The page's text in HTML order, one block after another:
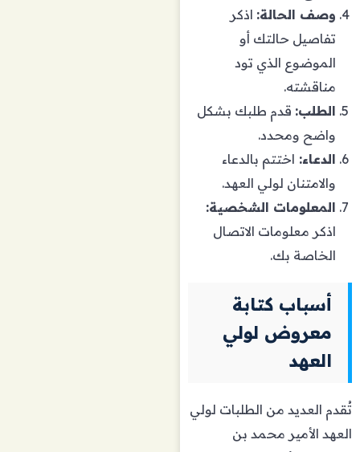
وصف الحالة: اذكر
تفاصيل حالتك أو
الموضوع الذي تود
مناقشته.
الطلب: قدم طلبك بشكل
واضح ومحدد.
الدعاء: اختتم بالدعاء
والامتنان لولي العهد.
المعلومات الشخصية:
اذكر معلومات الاتصال
الخاصة بك.
أسباب كتابة
معروض لولي
العهد
تُقدم العديد من الطلبات لولي
العهد الأمير محمد بن